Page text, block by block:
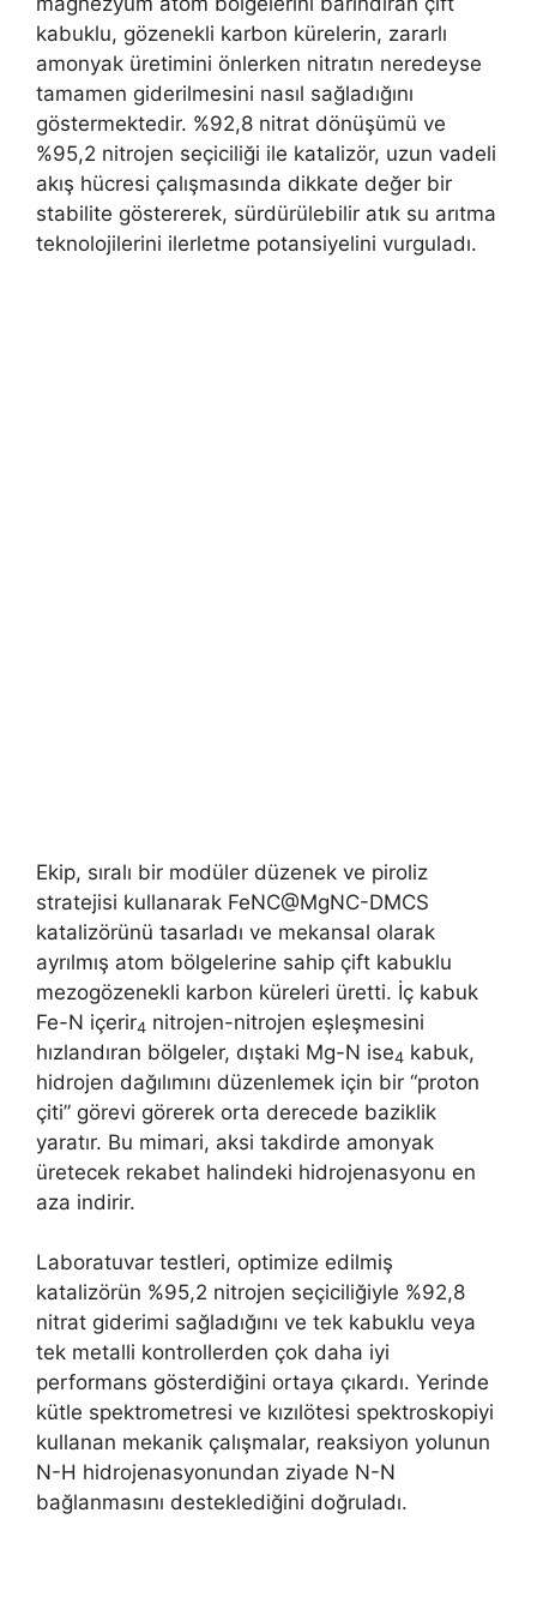
kabuklu, gözenekli karbon kürelerin, zararlı
amonyak üretimini önlerken nitratın neredeyse
tamamen giderilmesini nasıl sağladığını
göstermektedir. %92,8 nitrat dönüşümü ve
%95,2 nitrojen seçiciliği ile katalizör, uzun vadeli
akış hücresi çalışmasında dikkate değer bir
stabilite göstererek, sürdürülebilir atık su arıtma
teknolojilerini ilerletme potansiyelini vurguladı.
Ekip, sıralı bir modüler düzenek ve piroliz
stratejisi kullanarak FeNC@MgNC-DMCS
katalizörünü tasarladı ve mekansal olarak
ayrılmış atom bölgelerine sahip çift kabuklu
mezogözenekli karbon küreleri üretti. İç kabuk
Fe-N içerir4 nitrojen-nitrojen eşleşmesini
hızlandıran bölgeler, dıştaki Mg-N ise4 kabuk,
hidrojen dağılımını düzenlemek için bir “proton
çiti” görevi görerek orta derecede baziklik
yaratır. Bu mimari, aksi takdirde amonyak
üretecek rekabet halindeki hidrojenasyonu en
aza indirir.
Laboratuvar testleri, optimize edilmiş
katalizörün %95,2 nitrojen seçiciliğiyle %92,8
nitrat giderimi sağladığını ve tek kabuklu veya
tek metalli kontrollerden çok daha iyi
performans gösterdiğini ortaya çıkardı. Yerinde
kütle spektrometresi ve kızılötesi spektroskopiyi
kullanan mekanik çalışmalar, reaksiyon yolunun
N-H hidrojenasyonundan ziyade N-N
bağlanmasını desteklediğini doğruladı.